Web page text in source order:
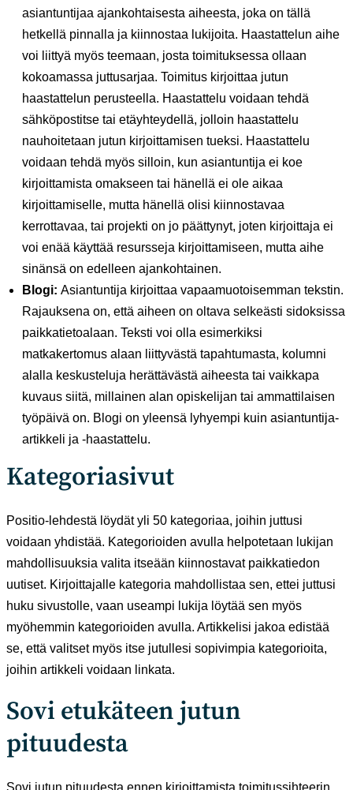
asiantuntijaa ajankohtaisesta aiheesta, joka on tällä
hetkellä pinnalla ja kiinnostaa lukijoita. Haastattelun aihe
voi liittyä myös teemaan, josta toimituksessa ollaan
kokoamassa juttusarjaa. Toimitus kirjoittaa jutun
haastattelun perusteella. Haastattelu voidaan tehdä
sähköpostitse tai etäyhteydellä, jolloin haastattelu
nauhoitetaan jutun kirjoittamisen tueksi. Haastattelu
voidaan tehdä myös silloin, kun asiantuntija ei koe
kirjoittamista omakseen tai hänellä ei ole aikaa
kirjoittamiselle, mutta hänellä olisi kiinnostavaa
kerrottavaa, tai projekti on jo päättynyt, joten kirjoittaja ei
voi enää käyttää resursseja kirjoittamiseen, mutta aihe
sinänsä on edelleen ajankohtainen.
Blogi: Asiantuntija kirjoittaa vapaamuotoisemman tekstin.
Rajauksena on, että aiheen on oltava selkeästi sidoksissa
paikkatietoalaan. Teksti voi olla esimerkiksi
matkakertomus alaan liittyvästä tapahtumasta, kolumni
alalla keskusteluja herättävästä aiheesta tai vaikkapa
kuvaus siitä, millainen alan opiskelijan tai ammattilaisen
työpäivä on. Blogi on yleensä lyhyempi kuin asiantuntija-
artikkeli ja -haastattelu.
Kategoriasivut
Positio-lehdestä löydät yli 50 kategoriaa, joihin juttusi
voidaan yhdistää. Kategorioiden avulla helpotetaan lukijan
mahdollisuuksia valita itseään kiinnostavat paikkatiedon
uutiset. Kirjoittajalle kategoria mahdollistaa sen, ettei juttusi
huku sivustolle, vaan useampi lukija löytää sen myös
myöhemmin kategorioiden avulla. Artikkelisi jakoa edistää
se, että valitset myös itse jutullesi sopivimpia kategorioita,
joihin artikkeli voidaan linkata.
Sovi etukäteen jutun
pituudesta
Sovi jutun pituudesta ennen kirjoittamista toimitussihteerin